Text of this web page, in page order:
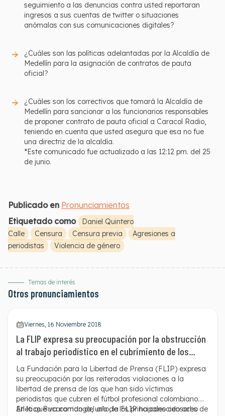
seguimiento a las denuncias contra usted reportaran
ingresos a sus cuentas de twitter o situaciones
anómalas con sus comunicaciones digitales?
¿Cuáles son las políticas adelantadas por la Alcaldía de
Medellín para la asignación de contratos de pauta
oficial?
¿Cuáles son los correctivos que tomará la Alcaldía de
Medellín para sancionar a los funcionarios responsables
de proponer contrato de pauta oficial a Caracol Radio,
teniendo en cuenta que usted asegura que esa no fue
una directriz de la alcaldía.
*Este comunicado fue actualizado a las 12:12 pm. del 25
de junio.
Publicado en Pronunciamientos
Etiquetado como
Daniel Quintero
Calle
Censura Censura previa
Agresiones a
periodistas
Violencia de género
Temas de interés
Otros pronunciamientos
Viernes, 16 Noviembre 2018
La FLIP expresa su preocupación por la obstrucción
al trabajo periodístico en el cubrimiento de los
partidos de fútbol
La Fundación para la Libertad de Prensa (FLIP) expresa
su preocupación por las reiteradas violaciones a la
libertad de prensa de las que han sido víctimas
periodistas que cubren el fútbol profesional colombiano.
En lo que va corrido del año, la FLIP ha conocido ocho
Atlético Bucaramanga, uno de los principales censores de